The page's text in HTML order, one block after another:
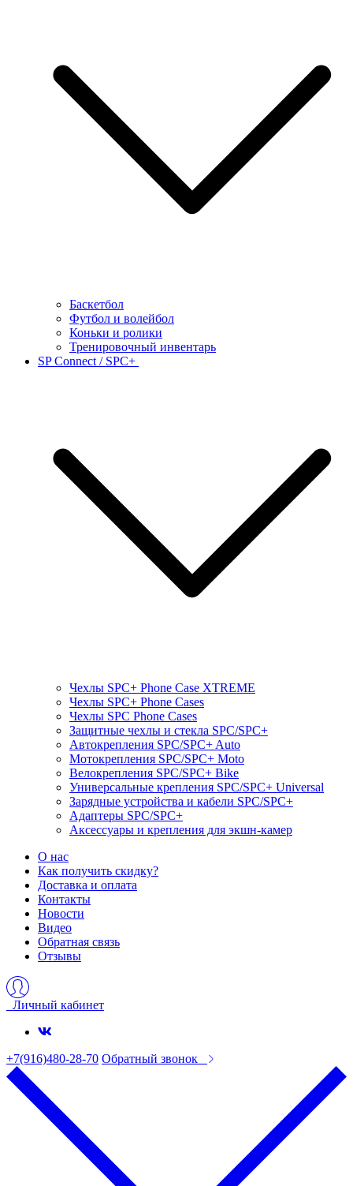
Баскетбол
Футбол и волейбол
Коньки и ролики
Тренировочный инвентарь
SP Connect / SPC+
Чехлы SPC+ Phone Case XTREME
Чехлы SPC+ Phone Cases
Чехлы SPС Phone Cases
Защитные чехлы и стекла SPC/SPC+
Автокрепления SPС/SPC+ Auto
Мотокрепления SPС/SPC+ Moto
Велокрепления SPС/SPC+ Bike
Универсальные крепления SPС/SPC+ Universal
Зарядные устройства и кабели SPC/SPC+
Адаптеры SPC/SPC+
Аксессуары и крепления для экшн-камер
О нас
Как получить скидку?
Доставка и оплата
Контакты
Новости
Видео
Обратная связь
Отзывы
Личный кабинет
+7(916)480-28-70 Обратный звонок